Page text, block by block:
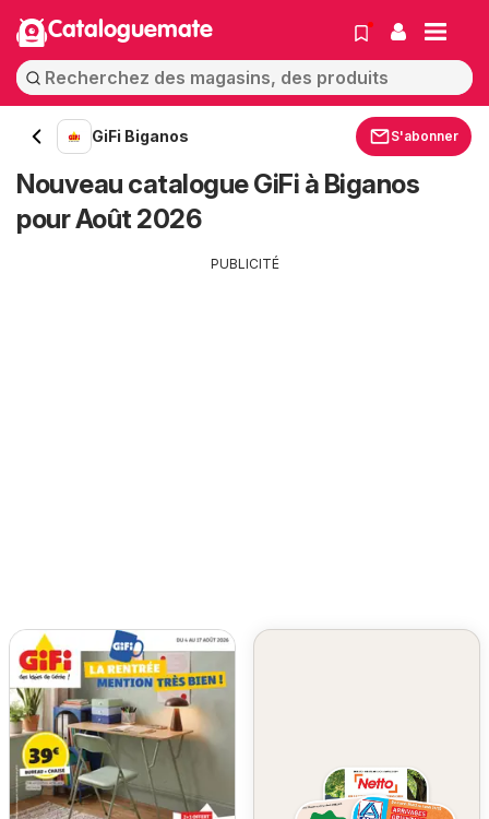
Cataloguemate
GiFi Biganos S'abonner
Nouveau catalogue GiFi à Biganos
pour Août 2026
PUBLICITÉ